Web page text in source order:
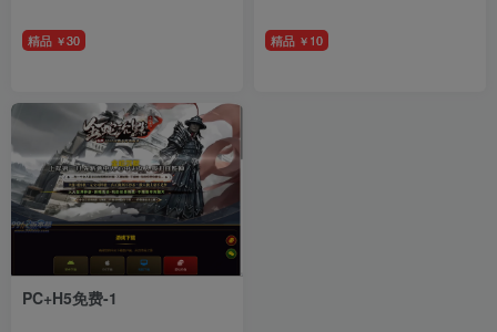
精品 ￥30 精品 ￥ 10
PC+H5免费-1